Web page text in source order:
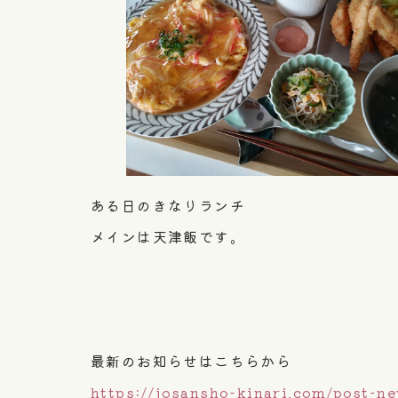
ある日のきなりランチ
メインは天津飯です。
最新のお知らせはこちらから
https://josansho-kinari.com/post-